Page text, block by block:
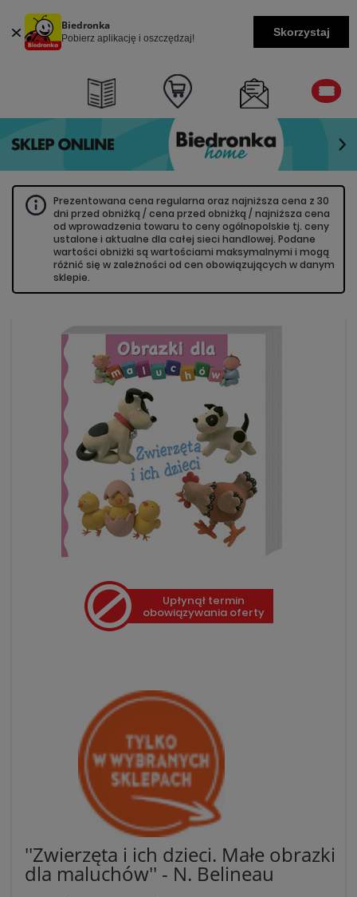
Biedronka
Pobierz aplikację i oszczędzaj! Skorzystaj
Prezentowana cena regularna oraz najniższa cena z 30
dni przed obniżką / cena przed obniżką / najniższa cena
od wprowadzenia towaru to ceny ogólnopolskie tj. ceny
ustalone i aktualne dla całej sieci handlowej. Podane
wartości obniżki są wartościami maksymalnymi i mogą
różnić się w zależności od cen obowiązujących w danym
sklepie.
Upłynął termin
obowiązywania oferty
''Zwierzęta i ich dzieci. Małe obrazki
dla maluchów'' - N. Belineau